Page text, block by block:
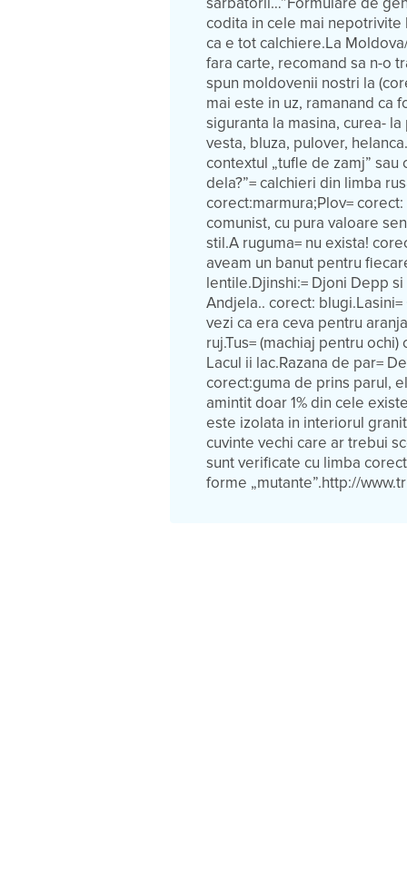
codita in cele mai nepotrivite
ca e tot calchiere.La
fara carte, recomand sa n-o
spun moldovenii nostri la
mai este in uz, ramanand ca
siguranta la masina, curea-
vesta, bluza, pulover,
contextul „tufle de zamj” sau
dela?”= calchieri din limba
corect:marmura;Plov=
comunist, cu pura valoare
stil.A ruguma= nu exista!
aveam un banut pentru
lentile.Djinshi:= Djoni Depp
Andjela.. corect:
vezi ca era ceva pentru
ruj.Tus= (machiaj pentru
Lacul ii lac.Razana de par=
corect:guma de prins parul,
amintit doar 1% din cele
este izolata in interiorul
cuvinte vechi care ar trebui
sunt verificate cu limba
forme „mutante”.http://